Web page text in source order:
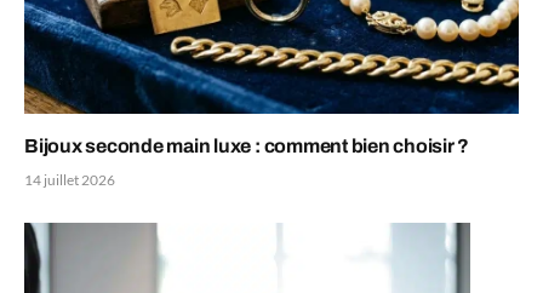
Bijoux seconde main luxe : comment bien choisir ?
14 juillet 2026